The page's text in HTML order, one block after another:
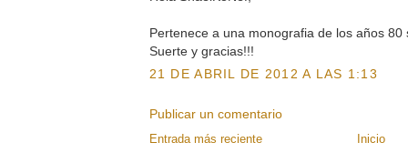
Pertenece a una monografia de los años 80
Suerte y gracias!!!
21 DE ABRIL DE 2012 A LAS 1:13
Publicar un comentario
Entrada más reciente Inicio